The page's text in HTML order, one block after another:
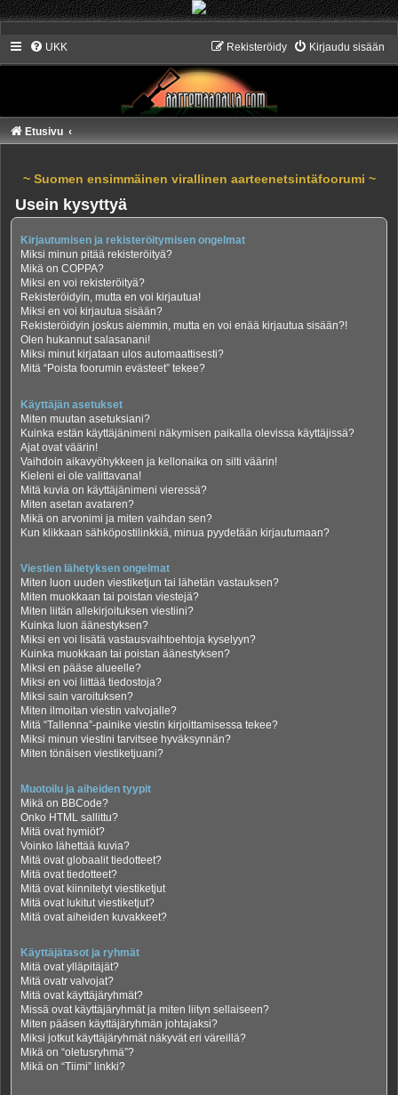
UKK Kirjaudu sisään
Rekisteröidy
Etusivu
~ Suomen ensimmäinen virallinen aarteenetsintäfoorumi ~
Usein kysyttyä
Kirjautumisen ja rekisteröitymisen ongelmat
Miksi minun pitää rekisteröityä?
Mikä on COPPA?
Miksi en voi rekisteröityä?
Rekisteröidyin, mutta en voi kirjautua!
Miksi en voi kirjautua sisään?
Rekisteröidyin joskus aiemmin, mutta en voi enää kirjautua sisään?!
Olen hukannut salasanani!
Miksi minut kirjataan ulos automaattisesti?
Mitä “Poista foorumin evästeet” tekee?
Käyttäjän asetukset
Miten muutan asetuksiani?
Kuinka estän käyttäjänimeni näkymisen paikalla olevissa käyttäjissä?
Ajat ovat väärin!
Vaihdoin aikavyöhykkeen ja kellonaika on silti väärin!
Kieleni ei ole valittavana!
Mitä kuvia on käyttäjänimeni vieressä?
Miten asetan avataren?
Mikä on arvonimi ja miten vaihdan sen?
Kun klikkaan sähköpostilinkkiä, minua pyydetään kirjautumaan?
Viestien lähetyksen ongelmat
Miten luon uuden viestiketjun tai lähetän vastauksen?
Miten muokkaan tai poistan viestejä?
Miten liitän allekirjoituksen viestiini?
Kuinka luon äänestyksen?
Miksi en voi lisätä vastausvaihtoehtoja kyselyyn?
Kuinka muokkaan tai poistan äänestyksen?
Miksi en pääse alueelle?
Miksi en voi liittää tiedostoja?
Miksi sain varoituksen?
Miten ilmoitan viestin valvojalle?
Mitä “Tallenna”-painike viestin kirjoittamisessa tekee?
Miksi minun viestini tarvitsee hyväksynnän?
Miten tönäisen viestiketjuani?
Muotoilu ja aiheiden tyypit
Mikä on BBCode?
Onko HTML sallittu?
Mitä ovat hymiöt?
Voinko lähettää kuvia?
Mitä ovat globaalit tiedotteet?
Mitä ovat tiedotteet?
Mitä ovat kiinnitetyt viestiketjut
Mitä ovat lukitut viestiketjut?
Mitä ovat aiheiden kuvakkeet?
Käyttäjätasot ja ryhmät
Mitä ovat ylläpitäjät?
Mitä ovatr valvojat?
Mitä ovat käyttäjäryhmät?
Missä ovat käyttäjäryhmät ja miten liityn sellaiseen?
Miten pääsen käyttäjäryhmän johtajaksi?
Miksi jotkut käyttäjäryhmät näkyvät eri väreillä?
Mikä on “oletusryhmä”?
Mikä on “Tiimi” linkki?